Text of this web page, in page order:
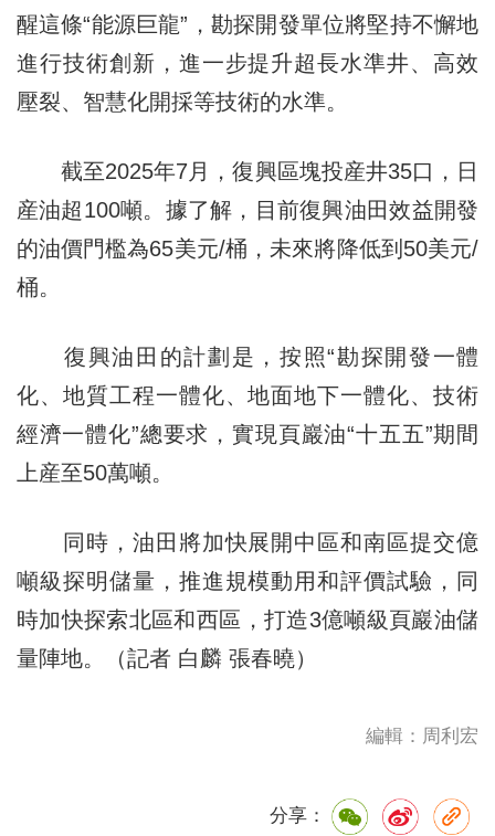
醒這條“能源巨龍”，勘探開發單位將堅持不懈地
進行技術創新，進一步提升超長水準井、高效
壓裂、智慧化開採等技術的水準。
截至2025年7月，復興區塊投産井35口，日
産油超100噸。據了解，目前復興油田效益開發
的油價門檻為65美元/桶，未來將降低到50美元/
桶。
復興油田的計劃是，按照“勘探開發一體
化、地質工程一體化、地面地下一體化、技術
經濟一體化”總要求，實現頁巖油“十五五”期間
上産至50萬噸。
同時，油田將加快展開中區和南區提交億
噸級探明儲量，推進規模動用和評價試驗，同
時加快探索北區和西區，打造3億噸級頁巖油儲
量陣地。（記者 白麟 張春曉）
編輯：周利宏
分享：